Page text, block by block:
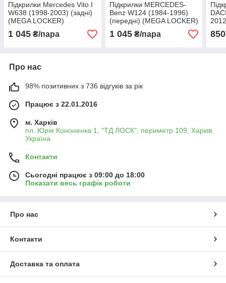
Підкрилки Mercedes Vito I
W638 (1998-2003) (задні)
(MEGA LOCKER)
1 045 ₴/пара
Підкрилки MERCEDES-
Benz W124 (1984-1996)
(передні) (MEGA LOCKER)
1 045₴/пара 850
Про нас
98% позитивних з 736 відгуків за рік
Працює з 22.01.2016
м. Харків
пл. Юрія Кононенка 1, "ТД ЛОСК", периметр 109, Харків,
Україна
Контакти
Сьогодні працює з 09:00 до 18:00
Показати весь графік роботи
Про нас
Контакти
Доставка та оплата